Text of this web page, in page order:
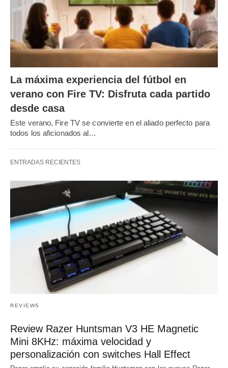
La máxima experiencia del fútbol en
verano con Fire TV: Disfruta cada partido
desde casa
Este verano, Fire TV se convierte en el aliado perfecto para
todos los aficionados al…
ENTRADAS RECIENTES
REVIEWS
Review Razer Huntsman V3 HE Magnetic
Mini 8KHz: máxima velocidad y
personalización con switches Hall Effect